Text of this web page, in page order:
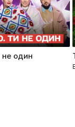
не один